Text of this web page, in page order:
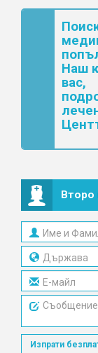
Наш
Второ
Изпрати